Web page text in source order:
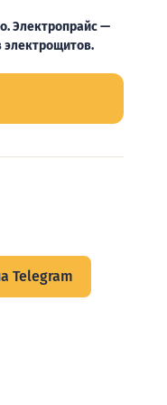
Электропрайс —
электрощитов.
Telegram